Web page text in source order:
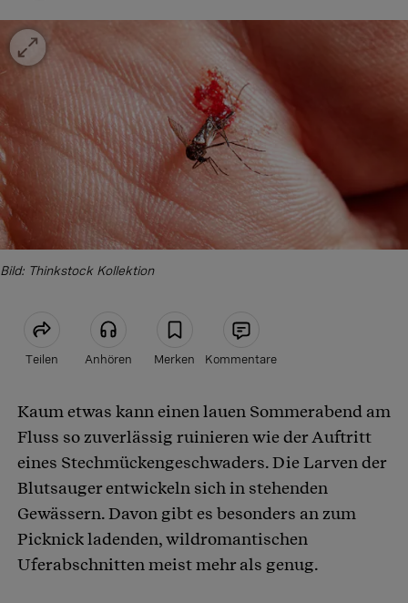
Bild: Thinkstock Kollektion
Teilen Anhören Merken Kommentare
Artikel teilen
Kaum etwas kann einen lauen Sommerabend am
Fluss so zuverlässig ruinieren wie der Auftritt
eines Stechmückengeschwaders. Die Larven der
Blutsauger entwickeln sich in stehenden
Gewässern. Davon gibt es besonders an zum
Picknick ladenden, wildromantischen
Uferabschnitten meist mehr als genug.